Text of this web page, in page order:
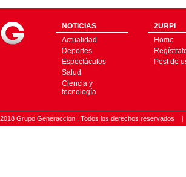
NOTICIAS
Actualidad
Deportes
Espectáculos
Salud
Ciencia y
tecnología
2URPI
Home
Post de
2018 Grupo Generaccion . Todos los derechos reservados |